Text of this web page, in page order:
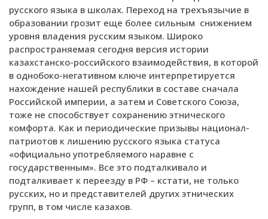
русского языка в школах. Переход на трехъязычие в
образовании грозит еще более сильным снижением
уровня владения русским языком. Широко
распространяемая сегодня версия истории
казахстанско-российского взаимодействия, в которой
в однобоко-негативном ключе интерпретируется
нахождение нашей республики в составе сначала
Российской империи, а затем и Советского Союза,
тоже не способствует сохранению этнического
комфорта. Как и периодические призывы национал-
патриотов к лишению русского языка статуса
«официально употребляемого наравне с
государственным». Все это подталкивало и
подталкивает к переезду в РФ – кстати, не только
русских, но и представителей других этнических
групп, в том числе казахов.